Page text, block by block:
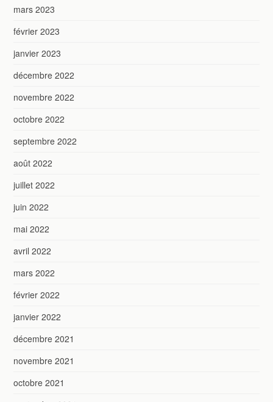
mars 2023
février 2023
janvier 2023
décembre 2022
novembre 2022
octobre 2022
septembre 2022
août 2022
juillet 2022
juin 2022
mai 2022
avril 2022
mars 2022
février 2022
janvier 2022
décembre 2021
novembre 2021
octobre 2021